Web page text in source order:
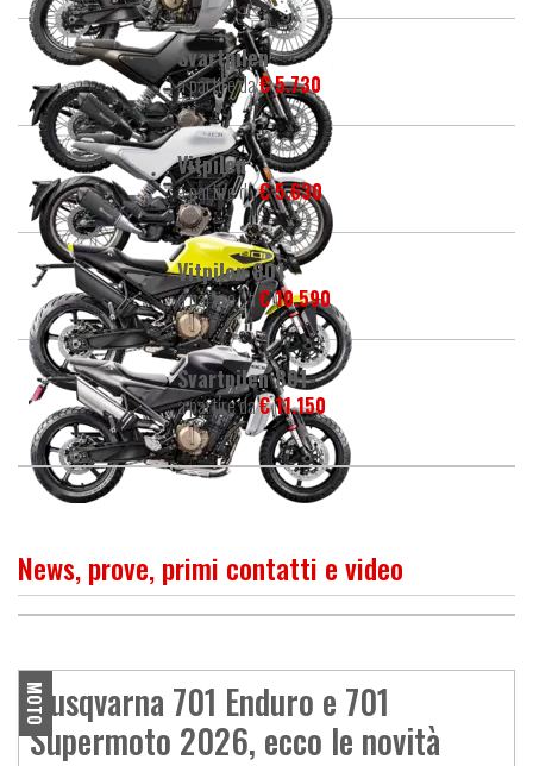
Svartpilen
a partire da€ 5.730
Vitpilen
a partire da€ 5.630
Vitpilen 801
a partire da€ 10.590
Svartpilen 801
a partire da€ 11.150
News, prove, primi contatti e video
OHusqvarna 701 Supermoto -
La sportiva tuttofare
MOTO
Husqvarna 701 Enduro e 701
Supermoto 2026, ecco le novità